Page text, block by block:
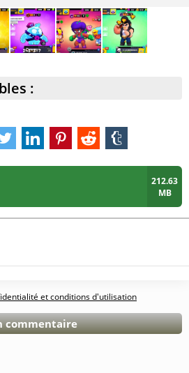
:
212.63
MB
et conditions d'utilisation
commentaire